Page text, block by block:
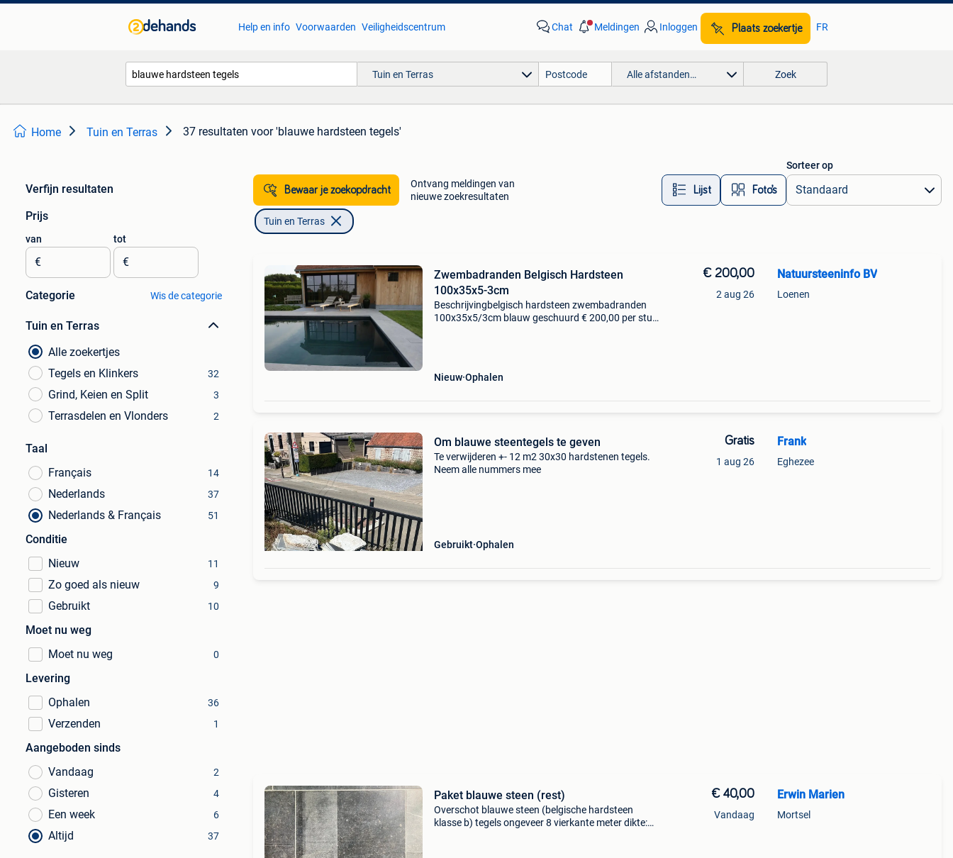
Help en info Voorwaarden Veiligheidscentrum Chat Meldingen Inloggen Plaats zoekertje FR
Tuin en Terras Alle afstanden… Zoek
Home Tuin en Terras 37 resultaten voor 'blauwe hardsteen tegels'
Verfijn resultaten
Prijs
van
€
tot
€
Categorie Wis de categorie
Tuin en Terras
Alle zoekertjes
Tegels en Klinkers
32
Grind, Keien en Split 3
Terrasdelen en Vlonders 2
Taal
Français
14
Nederlands 37
Nederlands & Français 51
Conditie
Nieuw
11
Zo goed als nieuw 9
Gebruikt 10
Moet nu weg
Moet nu weg
0
Levering
Ophalen
36
Verzenden 1
Aangeboden sinds
Vandaag
2
Gisteren 4
Een week 6
Altijd 37
Bewaar je zoekopdracht
Ontvang meldingen van
nieuwe zoekresultaten
Lijst Foto’s
Sorteer op
Tuin en Terras
Zwembadranden Belgisch Hardsteen
100x35x5-3cm
Beschrijvingbelgisch hardsteen zwembadranden
100x35x5/3cm blauw geschuurd € 200,00 per stuk
Nieuw Ophalen
€ 200,00
2 aug 26
Natuursteeninfo BV
Loenen
Om blauwe steentegels te geven
Te verwijderen +- 12 m2 30x30 hardstenen tegels.
Neem alle nummers mee
Gebruikt Ophalen
Gratis
1 aug 26
Frank
Eghezee
Paket blauwe steen (rest)
Overschot blauwe steen (belgische hardsteen
klasse b) tegels ongeveer 8 vierkante meter dikte:
€ 40,00
Vandaag
Erwin Marien
Mortsel